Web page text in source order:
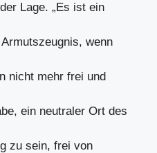
Lage. „Es ist ein
wenn
nicht mehr frei und
ein neutraler Ort des
zu sein, frei von